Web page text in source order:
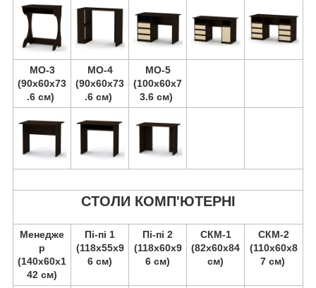
МО-3
(90х60х73
.6 см)
МО-4
(90х60х73
.6 см)
МО-5
(100х60х7
3.6 см)
СТОЛИ КОМП'ЮТЕРНІ
Менедже
р
(140х60х1
42 см)
Пі-пі 1
(118х55х9
6 см)
Пі-пі 2
(118х60х9
6 см)
СКМ-1
(82х60х84
см)
СКМ-2
(110х60х8
7 см)